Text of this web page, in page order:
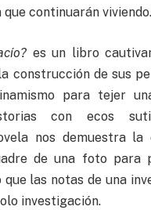
continuarán viviendo.
es un libro
construcción de sus
para tejer
con ecos
nos demuestra la
de una foto para
que las notas de una
investigación.